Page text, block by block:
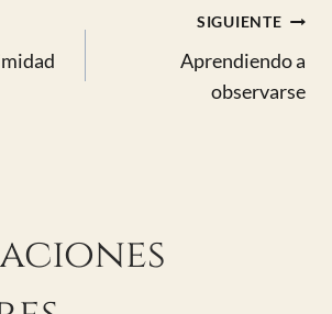
SIGUIENTE
Aprendiendo a
observarse